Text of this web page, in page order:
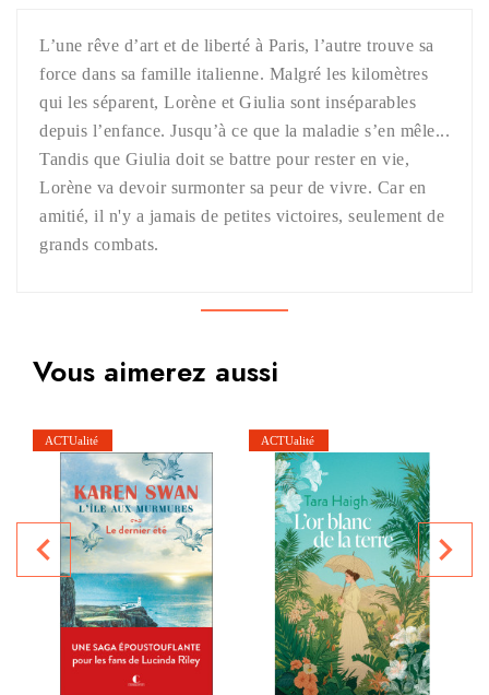
L’une rêve d’art et de liberté à Paris, l’autre trouve sa
force dans sa famille italienne. Malgré les kilomètres
qui les séparent, Lorène et Giulia sont inséparables
depuis l’enfance. Jusqu’à ce que la maladie s’en mêle...
Tandis que Giulia doit se battre pour rester en vie,
Lorène va devoir surmonter sa peur de vivre. Car en
amitié, il n'y a jamais de petites victoires, seulement de
grands combats.
Vous aimerez aussi
navigate_before navigate_next